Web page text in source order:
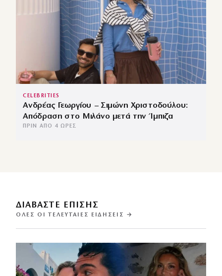
CELEBRITIES
Ανδρέας Γεωργίου – Σιμώνη Χριστοδούλου:
Απόδραση στο Μιλάνο μετά την Ίμπιζα
ΠΡΙΝ ΑΠΌ 4 ΏΡΕΣ
ΔΙΑΒΑΣΤΕ ΕΠΙΣΗΣ
ΌΛΕΣ ΟΙ ΤΕΛΕΥΤΑΊΕΣ ΕΙΔΉΣΕΙΣ →